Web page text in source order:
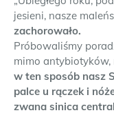
jesieni, nasze
zachorowało.
Próbowaliśmy
mimo
w ten sposób nasz
palce u rączek i
zwana sinica